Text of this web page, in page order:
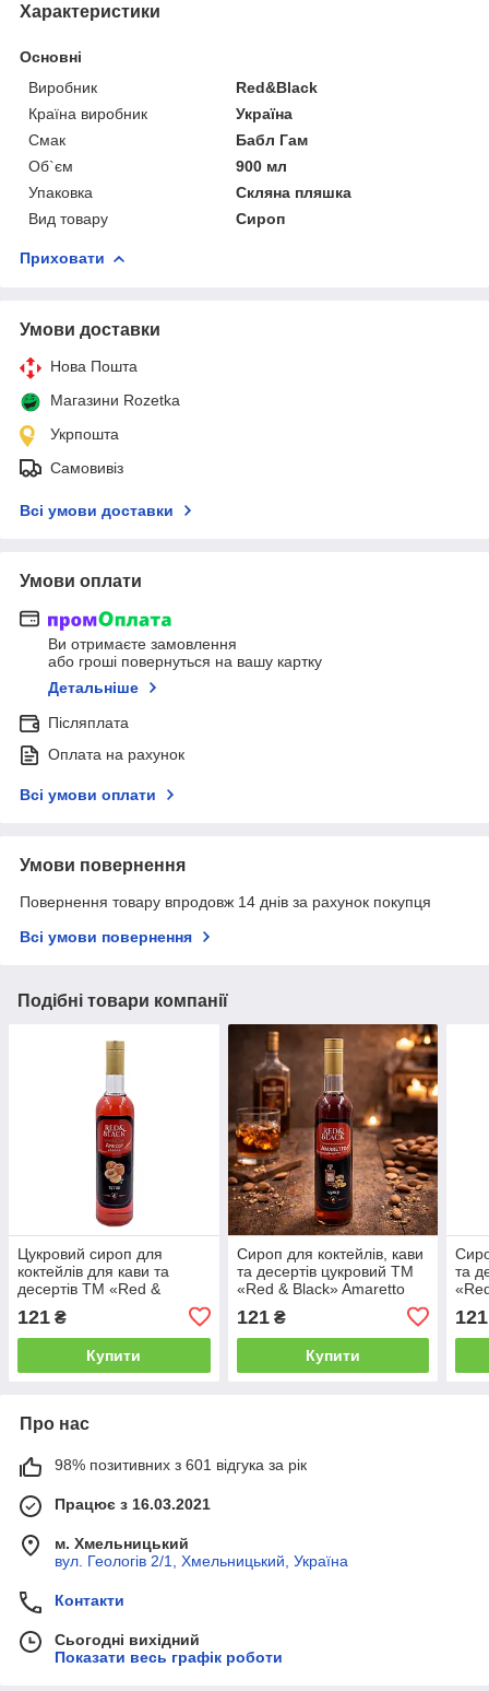
Характеристики
Основні
Виробник
Red&Black
Країна виробник
Україна
Смак
Бабл Гам
Об`єм
900 мл
Упаковка
Скляна пляшка
Вид товару
Сироп
Приховати
Умови доставки
Нова Пошта
Магазини Rozetka
Укрпошта
Самовивіз
Всі умови доставки
Умови оплати
Ви отримаєте замовлення
або гроші повернуться на вашу картку
Детальніше
Післяплата
Оплата на рахунок
Всі умови оплати
Умови повернення
Повернення товару впродовж 14 днів за рахунок покупця
Всі умови повернення
Подібні товари компанії
Цукровий сироп для
коктейлів для кави та
десертів ТМ «Red &
Сиропи для напоїв
121 ₴
Купити
Сироп для коктейлів, кави
та десертів цукровий ТМ
«Red & Black» Amaretto
900 г / Сиропи для напоїв
Амаретто
121₴
Купити
та
121
Про нас
98% позитивних з 601 відгука за рік
Працює з 16.03.2021
м. Хмельницький
вул. Геологів 2/1, Хмельницький, Україна
Контакти
Сьогодні вихідний
Показати весь графік роботи